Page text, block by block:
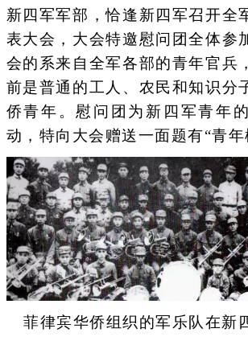
新四军军部，恰逢新四军召开全
表大会，大会特邀慰问团全体参
会的系来自全军各部的青年官兵
前是普通的工人、农民和知识分
侨青年。慰问团为新四军青年
动，特向大会赠送一面题有“青年
菲律宾华侨组织的军乐队在新